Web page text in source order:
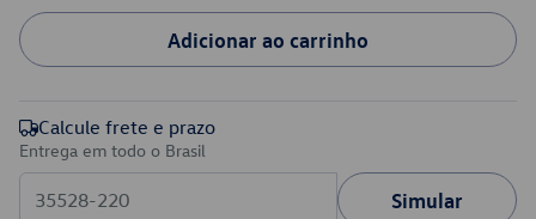
Adicionar ao carrinho
Calcule frete e prazo
Entrega em todo o Brasil
Simular